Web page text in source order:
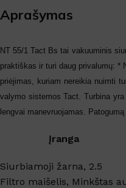
SANITARINĖS PATALPOS
Virtuvės valikliai
Valikliai
Grindys, paviršiai
Aprašymas
NT 55/1Tact Bs tai vakuuminis
praktiškas ir turi daug privalumų: *
priėjimas, kuriam nereikia nuimti
valymo sistemosTact . Turbina
lengvai manevruojamas.
Įranga
Siurbiamoji žarna, 2.5
Filtro maišelis, Minkštas